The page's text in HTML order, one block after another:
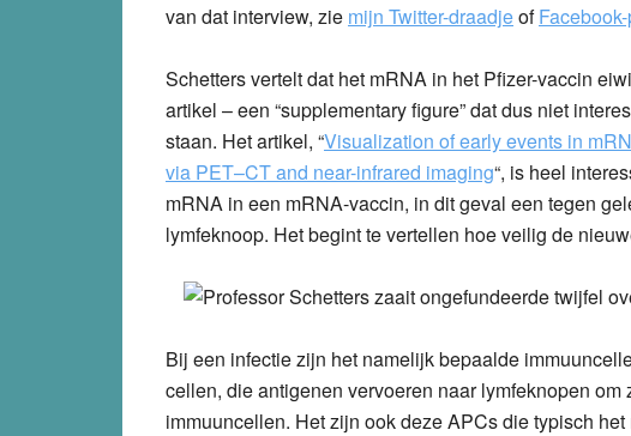
van dat interview, zie mijn Twitter-draadjeof
Schetters vertelt dat het mRNA in het Pfizer-vaccin
artikel – een “supplementary figure” dat dus niet
staan. Het artikel, “Visualization of early events in
via PET–CT and near-infrared imaging“, is heel
mRNA in een mRNA-vaccin, in dit geval een tegen
lymfeknoop. Het begint te vertellen hoe veilig de
Bij een infectie zijn het namelijk bepaalde
cellen, die antigenen vervoeren naar lymfeknopen
immuuncellen. Het zijn ook deze APCs die typisch